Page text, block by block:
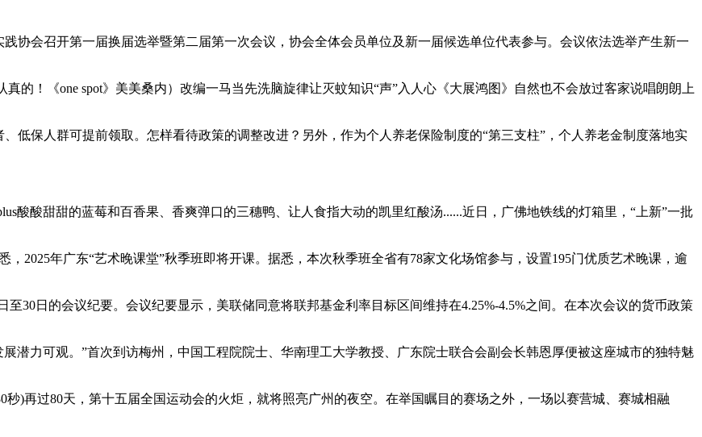
协会召开第一届换届选举暨第二届第一次会议，协会全体会员单位及新一届候选单位代表参与。会议依法选举产生新一
的！《one spot》美美桑内）改编一马当先洗脑旋律让灭蚊知识“声”入人心《大展鸿图》自然也不会放过客家说唱朗朗上
低保人群可提前领取。怎样看待政策的调整改进？另外，作为个人养老保险制度的“第三支柱”，个人养老金制度落地实
酸酸甜甜的蓝莓和百香果、香爽弹口的三穗鸭、让人食指大动的凯里红酸汤......近日，广佛地铁线的灯箱里，“上新”一批
2025年广东“艺术晚课堂”秋季班即将开课。据悉，本次秋季班全省有78家文化场馆参与，设置195门优质艺术晚课，逾
30日的会议纪要。会议纪要显示，美联储同意将联邦基金利率目标区间维持在4.25%-4.5%之间。在本次会议的货币政策
潜力可观。”首次到访梅州，中国工程院院士、华南理工大学教授、广东院士联合会副会长韩恩厚便被这座城市的独特魅
)再过80天，第十五届全国运动会的火炬，就将照亮广州的夜空。在举国瞩目的赛场之外，一场以赛营城、赛城相融